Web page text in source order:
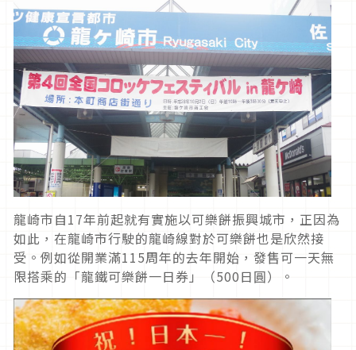
龍崎市自17年前起就有實施以可樂餅振興城市，正因為
如此，在龍崎市行駛的龍崎線對於可樂餅也是欣然接
受。例如從開業滿115周年的去年開始，發售可一天無
限搭乘的「龍鐵可樂餅一日券」（500日圓）。